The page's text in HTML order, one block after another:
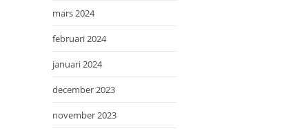
mars 2024
februari 2024
januari 2024
december 2023
november 2023